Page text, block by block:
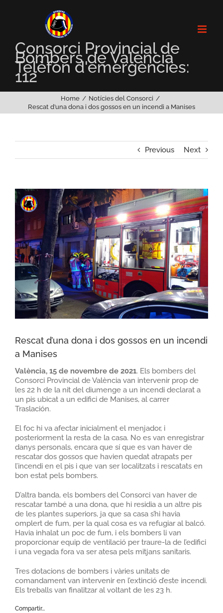
Consorci Provincial de
Bombers de València
Telèfon d'emergències:
112
Home
Notícies del Consorci
Rescat d’una dona i dos gossos en un incendi a Manises
Previous Next
View
Larger
Image
Rescat d’una dona i dos gossos en un incendi
a Manises
València, 15 de novembre de 2021. Els bombers del
Consorci Provincial de València van intervenir prop de
les 22 h de la nit del diumenge a un incendi declarat a
un pis ubicat a un edifici de Manises, al carrer
Traslación.
El foc hi va afectar inicialment el menjador, i
posteriorment la resta de la casa. No es van enregistrar
danys personals, encara que sí que es van haver de
rescatar dos gossos que havien quedat atrapats per
l’incendi en el pis i que van ser localitzats i rescatats en
bon estat pels bombers.
D’altra banda, els bombers del Consorci van haver de
rescatar també a una dona, que hi residia a un altre pis
de les plantes superiors, ja que sa casa s’hi havia
omplert de fum, per la qual cosa es va refugiar al balcó.
Havia inhalat un poc de fum, i els bombers li van
proporcionar equip de ventilació per traure-la de l’edifici
i una vegada fora va ser atesa pels mitjans sanitaris.
Tres dotacions de bombers i vàries unitats de
comandament van intervenir en l’extinció d’este incendi.
Els treballs van finalitzar al voltant de les 23 h.
Compartir...